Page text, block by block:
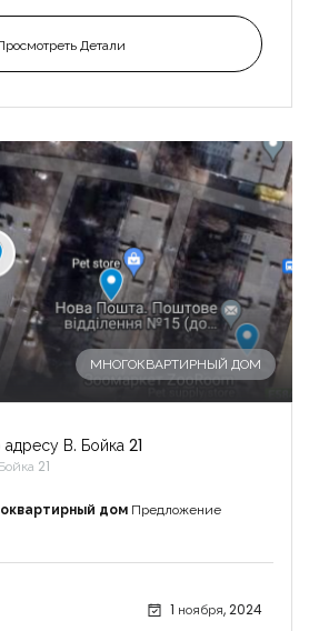
Детали
МНОГОКВАРТИРНЫЙ ДОМ
В. Бойка 21
21
дом Предложение
1 ноября, 2024